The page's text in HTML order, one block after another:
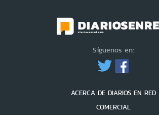
Síguenos en:
ACERCA DE DIARIOS EN RED
COMERCIAL